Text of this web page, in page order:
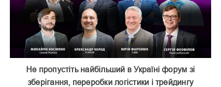
Не пропустіть найбільший в Україні форум зі
зберігання, переробки логістики і трейдингу